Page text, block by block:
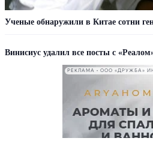
Ученые обнаружили в Китае сотни
Винисиус удалил все посты с